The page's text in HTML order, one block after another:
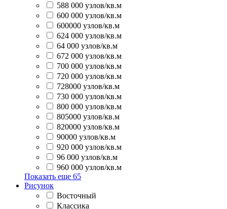
588 000 узлов/кв.м
600 000 узлов/кв.м
600000 узлов/кв.м
624 000 узлов/кв.м
64 000 узлов/кв.м
672 000 узлов/кв.м
700 000 узлов/кв.м
720 000 узлов/кв.м
728000 узлов/кв.м
730 000 узлов/кв.м
800 000 узлов/кв.м
805000 узлов/кв.м
820000 узлов/кв.м
90000 узлов/кв.м
920 000 узлов/кв.м
96 000 узлов/кв.м
960 000 узлов/кв.м
Показать еще 65
Рисунок
Восточный
Классика